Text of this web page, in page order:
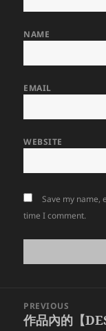
NAME
EMAIL
WEBSITE
Save my name,
time I comment.
navigation
PREVIOUS
Previous
作品內的【